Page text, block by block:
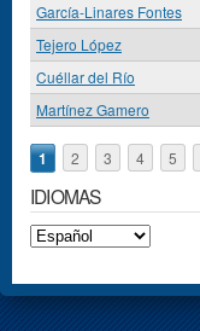
García-Linares Fontes
Tejero López
Cuéllar del Río
Martínez Gamero
Páginas
1 2 3 4 5
IDIOMAS